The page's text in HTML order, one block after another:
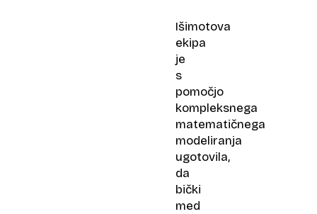
Išimotova
ekipa
je
s
pomočjo
kompleksnega
matematičnega
modeliranja
ugotovila,
da
bički
med